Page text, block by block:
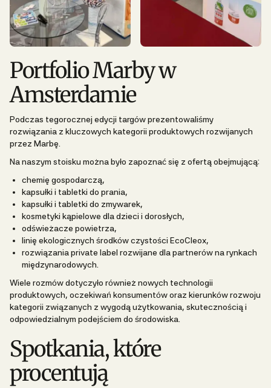
Portfolio Marby w
Amsterdamie
Podczas tegorocznej edycji targów prezentowaliśmy
rozwiązania z kluczowych kategorii produktowych rozwijanych
przez Marbę.
Na naszym stoisku można było zapoznać się z ofertą obejmującą:
chemię gospodarczą,
kapsułki i tabletki do prania,
kapsułki i tabletki do zmywarek,
kosmetyki kąpielowe dla dzieci i dorosłych,
odświeżacze powietrza,
linię ekologicznych środków czystości EcoCleox,
rozwiązania private label rozwijane dla partnerów na rynkach
międzynarodowych.
Wiele rozmów dotyczyło również nowych technologii
produktowych, oczekiwań konsumentów oraz kierunków rozwoju
kategorii związanych z wygodą użytkowania, skutecznością i
odpowiedzialnym podejściem do środowiska.
Spotkania, które
procentują